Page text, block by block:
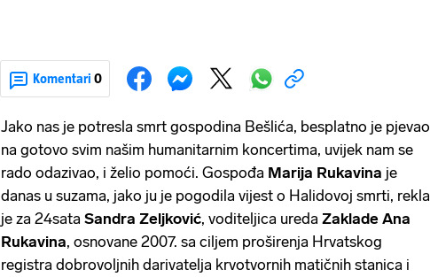
Komentari 0
Jako nas je potresla smrt gospodina Bešlića, besplatno je pjevao
na gotovo svim našim humanitarnim koncertima, uvijek nam se
rado odazivao, i želio pomoći. Gospođa Marija Rukavina je
danas u suzama, jako ju je pogodila vijest o Halidovoj smrti, rekla
je za 24sata Sandra Zeljković, voditeljica ureda Zaklade Ana
Rukavina, osnovane 2007. sa ciljem proširenja Hrvatskog
registra dobrovoljnih darivatelja krvotvornih matičnih stanica i